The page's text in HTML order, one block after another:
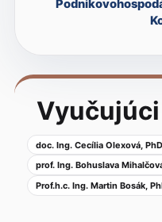
Vyučujúci
doc. Ing. Cecília Olexová,
prof. Ing. Bohuslava
Prof.h.c. Ing. Martin Bosák,